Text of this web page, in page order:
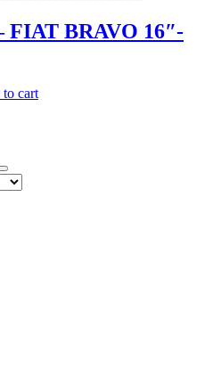
BRAVO 16″-
cart